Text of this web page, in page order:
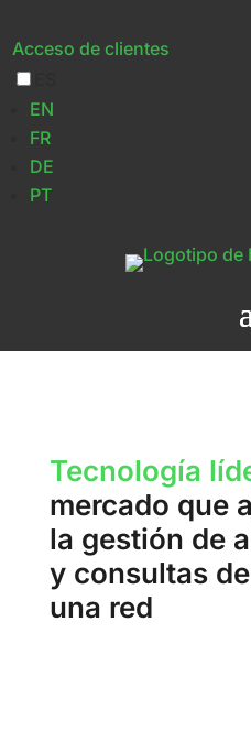
Acceso de clientes
EN
FR
DE
PT
Tecnología
mercado que
la gestión de
y consultas
una red